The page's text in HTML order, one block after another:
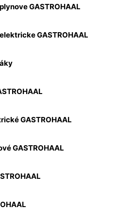
GASTROHAAL
GASTROHAAL
GASTROHAAL
GASTROHAAL